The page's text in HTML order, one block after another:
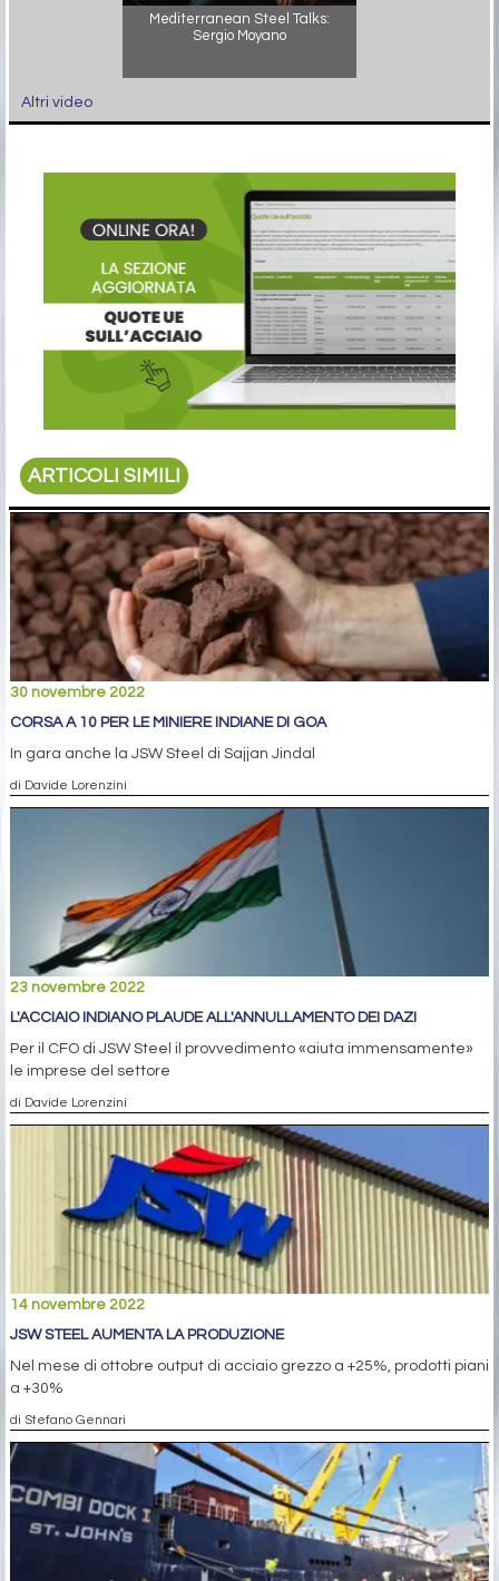
Mediterranean Steel Talks:
Sergio Moyano
Altri video
ARTICOLI SIMILI
30 novembre 2022
CORSA A 10 PER LE MINIERE INDIANE DI GOA
In gara anche la JSW Steel di Sajjan Jindal
di Davide Lorenzini
23 novembre 2022
L'ACCIAIO INDIANO PLAUDE ALL'ANNULLAMENTO DEI DAZI
Per il CFO di JSW Steel il provvedimento «aiuta immensamente»
le imprese del settore
di Davide Lorenzini
14 novembre 2022
JSW STEEL AUMENTA LA PRODUZIONE
Nel mese di ottobre output di acciaio grezzo a +25%, prodotti piani
a +30%
di Stefano Gennari